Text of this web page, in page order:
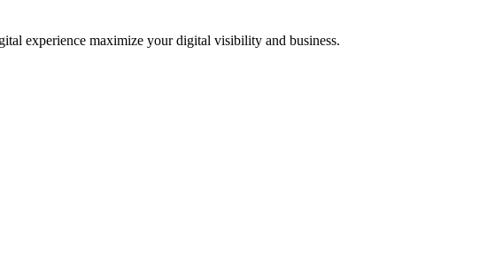
experience maximize your digital visibility and business.